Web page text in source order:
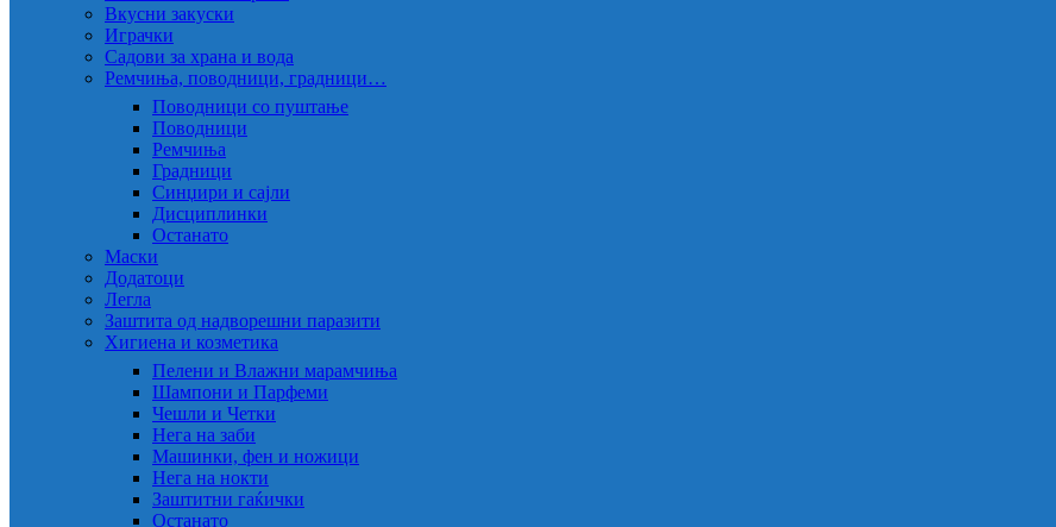
Вкусни закуски
Играчки
Садови за храна и вода
Ремчиња, поводници, градници…
Поводници со пуштање
Поводници
Ремчиња
Градници
Синџири и сајли
Дисциплинки
Останато
Маски
Додатоци
Легла
Заштита од надворешни паразити
Хигиена и козметика
Пелени и Влажни марамчиња
Шампони и Парфеми
Чешли и Четки
Нега на заби
Машинки, фен и ножици
Нега на нокти
Заштитни гаќички
Останато